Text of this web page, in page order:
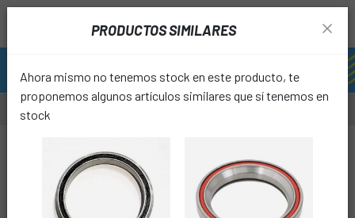
PRODUCTOS SIMILARES
Ahora mismo no tenemos stock en este producto, te
proponemos algunos artículos similares que sí tenemos en
stock